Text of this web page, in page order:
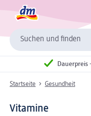
Suchen und finden
Dauerpreis
Startseite Gesundheit
Vitamine